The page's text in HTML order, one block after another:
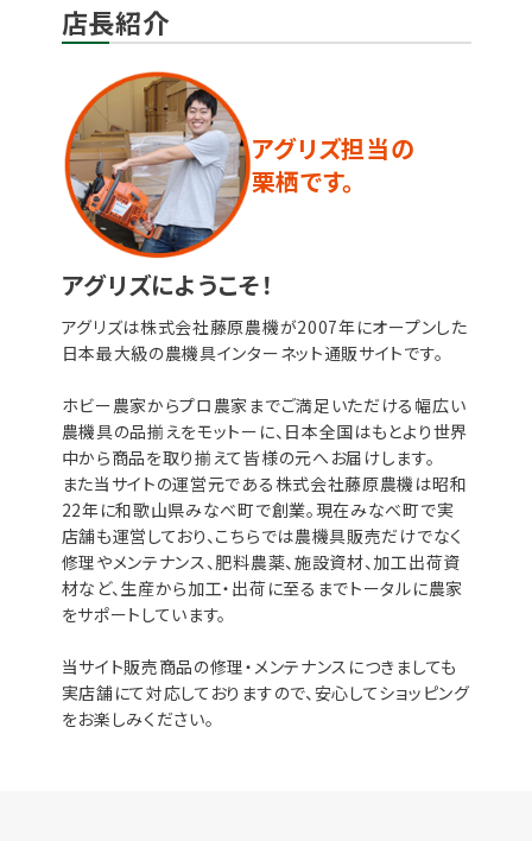
店長紹介
アグリズ担当の
栗栖です。
アグリズにようこそ！
アグリズは株式会社藤原農機が2007年にオープンした
日本最大級の農機具インターネット通販サイトです。
ホビー農家からプロ農家までご満足いただける幅広い
農機具の品揃えをモットーに、日本全国はもとより世界
中から商品を取り揃えて皆様の元へお届けします。
また当サイトの運営元である株式会社藤原農機は昭和
22年に和歌山県みなべ町で創業。現在みなべ町で実
店舗も運営しており、こちらでは農機具販売だけでなく
修理やメンテナンス、肥料農薬、施設資材、加工出荷資
材など、生産から加工・出荷に至るまでトータルに農家
をサポートしています。
当サイト販売商品の修理・メンテナンスにつきましても
実店舗にて対応しておりますので、安心してショッピング
をお楽しみください。